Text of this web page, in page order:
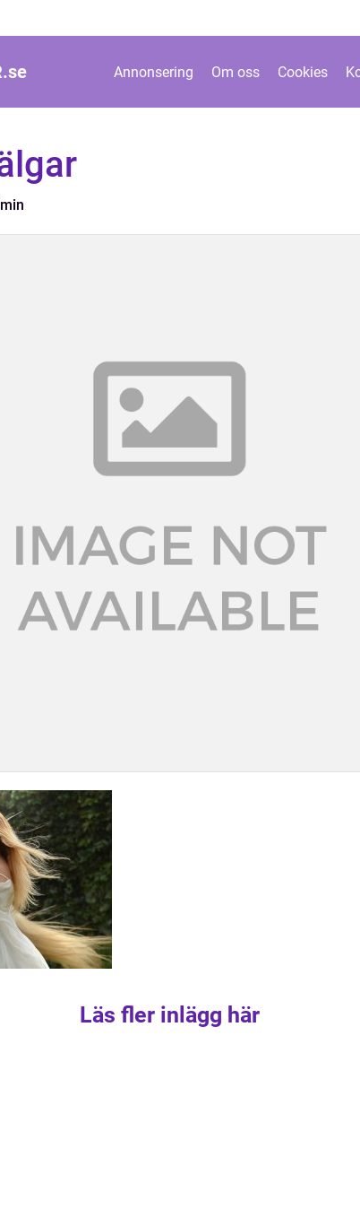
se Annonsering Om oss Cookies
Läs fler inlägg här